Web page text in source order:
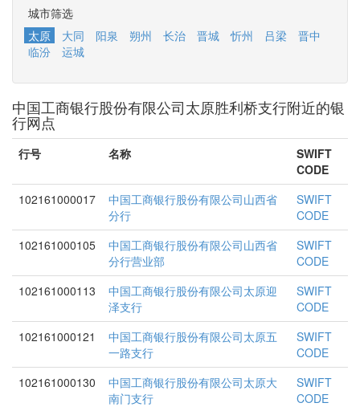
城市筛选
太原
大同 阳泉 朔州 长治 晋城 忻州 吕梁
晋中
临汾
运城
中国工商银行股份有限公司太原胜利桥支行附近的银
行网点
行号 名称
SWIFT
CODE
102161000017
中国工商银行股份有限公司山西省
分行
SWIFT
CODE
102161000105
中国工商银行股份有限公司山西省
分行营业部
SWIFT
CODE
102161000113
中国工商银行股份有限公司太原迎
泽支行
SWIFT
CODE
102161000121
中国工商银行股份有限公司太原五
一路支行
SWIFT
CODE
102161000130
中国工商银行股份有限公司太原大
南门支行
SWIFT
CODE